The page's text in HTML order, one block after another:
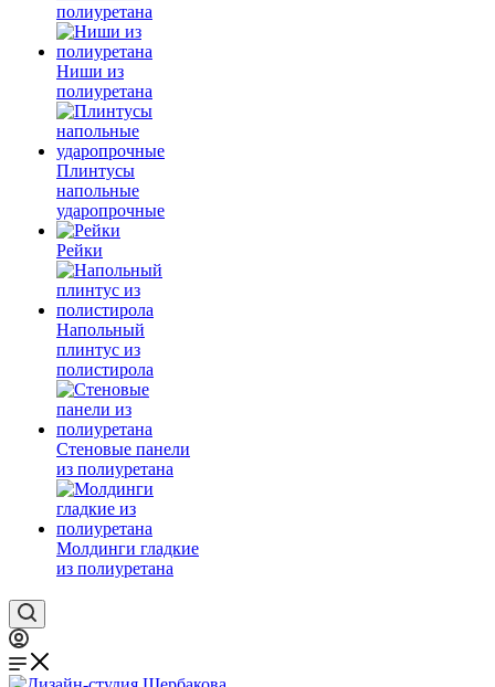
полиуретана
Ниши из
полиуретана
Плинтусы
напольные
ударопрочные
Рейки
Напольный
плинтус из
полистирола
Стеновые панели
из полиуретана
Молдинги гладкие
из полиуретана